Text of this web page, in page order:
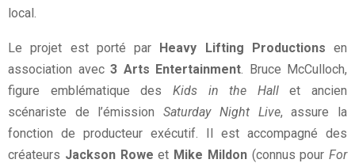
local.
Le projet est porté par Heavy Lifting Productions en
association avec 3 Arts Entertainment . Bruce McCulloch,
figure emblématique des Kids in the Hallet ancien
scénariste de l’émissionSaturday Night Live, assure la
fonction de producteur exécutif. Il est accompagné des
créateurs Jackson Rowe et Mike Mildon(connus pour For